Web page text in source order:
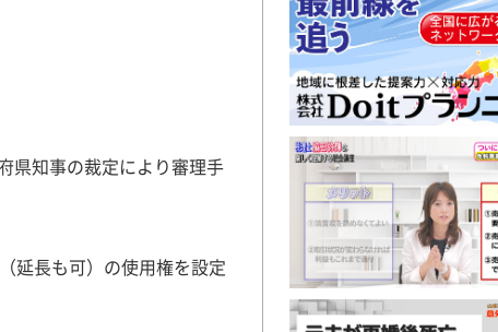
県知事の裁定により審理手
延長も可）の使用権を設定